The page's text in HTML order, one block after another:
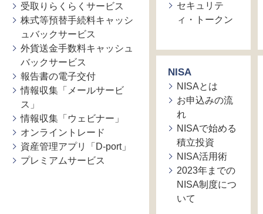
受取りらくらくサービス
株式等預替手続料キャッシ
ュバックサービス
外貨送金手数料キャッシュ
バックサービス
報告書の電子交付
情報収集「メールサービ
ス」
情報収集「ウェビナー」
オンライントレード
資産管理アプリ「D-port」
プレミアムサービス
セキュリテ
ィ・トークン
NISA
NISAとは
お申込みの流
れ
NISAで始める
積立投資
NISA活用術
2023年までの
NISA制度につ
いて